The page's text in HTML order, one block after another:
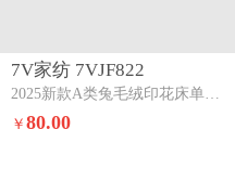
7V家纺 7VJF822
2025新款A类兔毛绒印花床单四件套夹棉床盖床笠四件套全工艺牛奶绒百紫千红
￥80.00